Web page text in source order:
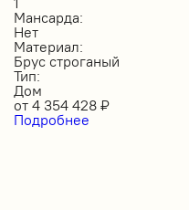
Мансарда:
Нет
Материал:
Брус строганый
Тип:
Дом
от 4 354 428 ₽
Подробнее